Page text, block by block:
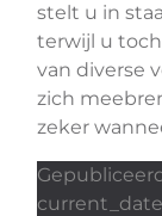
stelt u in
terwijl u
van diverse
zich
zeker